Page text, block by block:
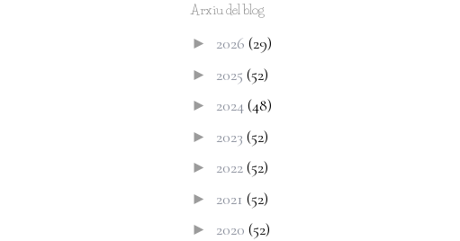
Arxiu del blog
► 2026 (29)
► 2025 (52)
► 2024(48)
► 2023 (52)
► 2022(52)
► 2021 (52)
► 2020 (52)